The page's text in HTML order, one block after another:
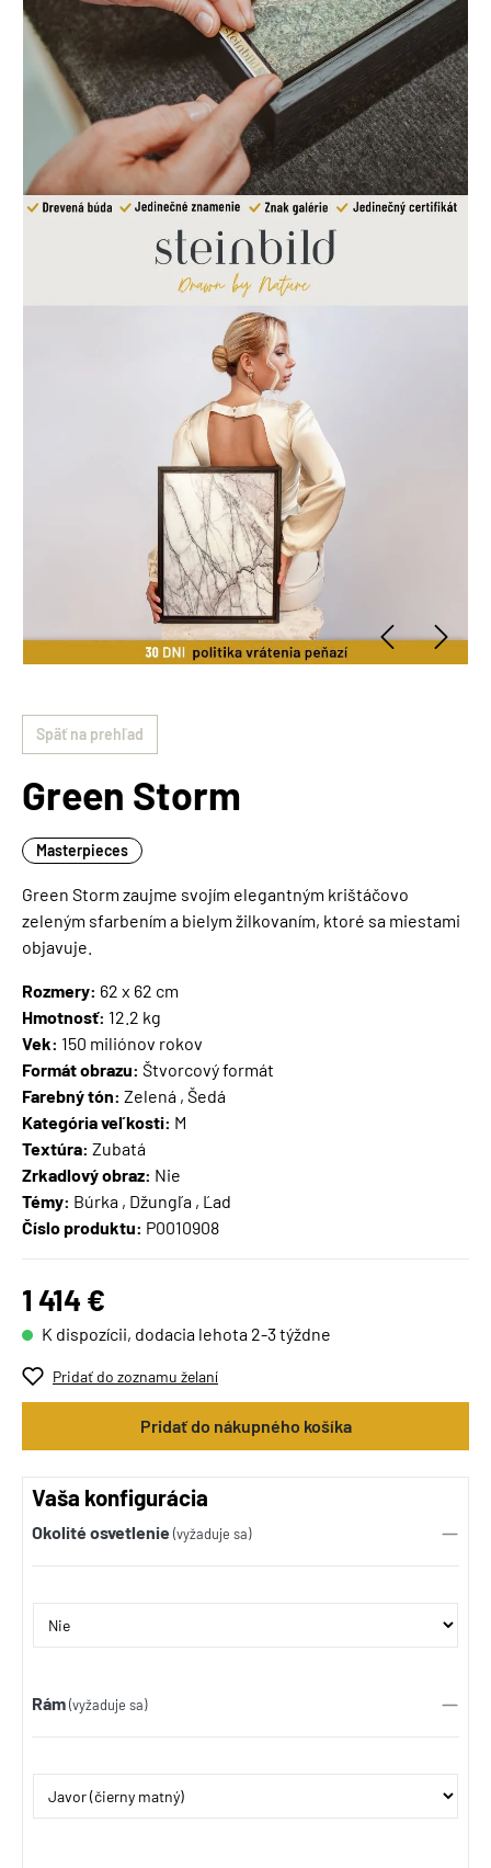
Späť na prehľad
Green Storm
Masterpieces
Green Storm zaujme svojím elegantným krištáčovo
zeleným sfarbením a bielym žilkovaním, ktoré sa miestami
objavuje.
Rozmery: 62 x 62 cm
Hmotnosť: 12.2 kg
Vek: 150 miliónov rokov
Formát obrazu: Štvorcový formát
Farebný tón: Zelená , Šedá
Kategória veľkosti: M
Textúra: Zubatá
Zrkadlový obraz: Nie
Témy: Búrka , Džungľa , Ľad
Číslo produktu: P0010908
1 414 €
K dispozícii, dodacia lehota 2-3 týždne
Pridať do zoznamu želaní
Pridať do nákupného košíka
Vaša konfigurácia
Okolité osvetlenie (vyžaduje sa)
Rám(vyžaduje sa)